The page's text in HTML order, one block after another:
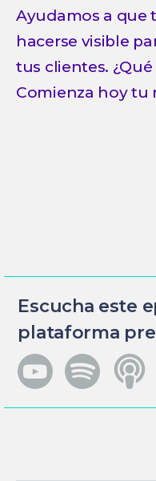
Ayudamos a que
hacerse visible
tus clientes.
Comienza hoy tu
Escucha este
plataforma